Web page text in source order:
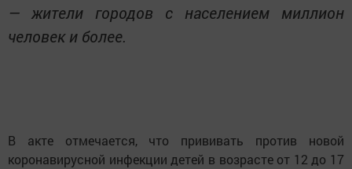
— жители городов с населением миллион
человек и более.
В акте отмечается, что прививать против новой
коронавирусной инфекции детей в возрасте от 12 до 17